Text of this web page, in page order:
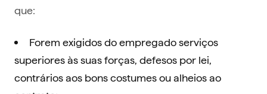
que:
Forem exigidos do empregado serviços
superiores às suas forças, defesos por lei,
contrários aos bons costumes ou alheios ao